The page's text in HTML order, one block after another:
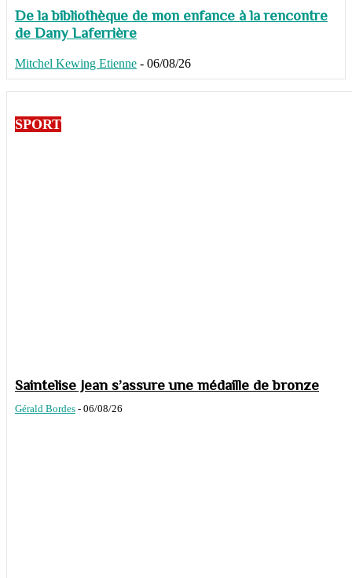
De la bibliothèque de mon enfance à la rencontre
de Dany Laferrière
Mitchel Kewing Etienne - 06/08/26
SPORT
Saintelise Jean s’assure une médaille de bronze
Gérald Bordes - 06/08/26